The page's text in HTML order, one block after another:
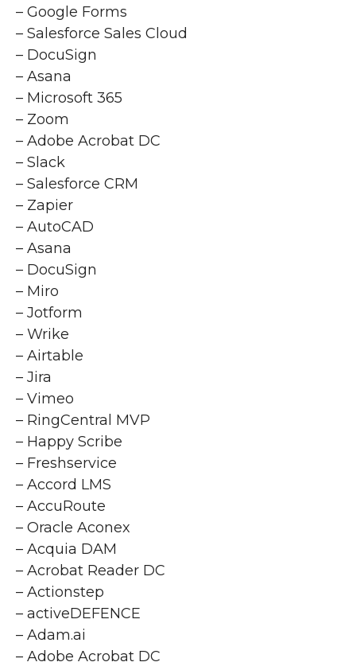
– Google Forms
– Salesforce Sales Cloud
– DocuSign
– Asana
– Microsoft 365
– Zoom
– Adobe Acrobat DC
– Slack
– Salesforce CRM
– Zapier
– AutoCAD
– Asana
– DocuSign
– Miro
– Jotform
– Wrike
– Airtable
– Jira
– Vimeo
– RingCentral MVP
– Happy Scribe
– Freshservice
– Accord LMS
– AccuRoute
– Oracle Aconex
– Acquia DAM
– Acrobat Reader DC
– Actionstep
– activeDEFENCE
– Adam.ai
– Adobe Acrobat DC